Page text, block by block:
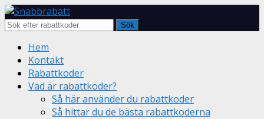
Sök
Skip
content
Hem
Kontakt
Rabattkoder
Vad är rabattkoder?
Så här använder du rabattkoder
Så hittar du de bästa rabattkoderna